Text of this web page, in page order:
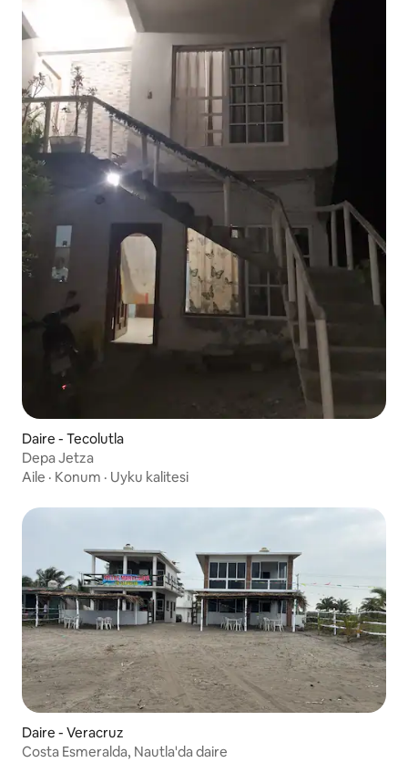
Daire - Tecolutla
Depa Jetza
Aile · Konum · Uyku kalitesi
Daire - Veracruz
Costa Esmeralda, Nautla'da daire